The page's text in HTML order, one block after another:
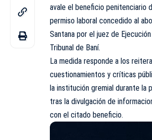
avale el beneficio penitenciario
permiso laboral concedido al
Santana por el juez de
Tribunal de Baní.
La medida responde a los
cuestionamientos y críticas
la institución gremial durante la
tras la divulgación de
con el citado beneficio.